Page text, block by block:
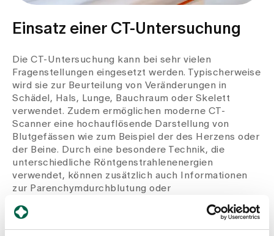
Einsatz einer CT-Untersuchung
Die CT-Untersuchung kann bei sehr vielen
Fragenstellungen eingesetzt werden. Typischerweise
wird sie zur Beurteilung von Veränderungen in
Schädel, Hals, Lunge, Bauchraum oder Skelett
verwendet. Zudem ermöglichen moderne CT-
Scanner eine hochauflösende Darstellung von
Blutgefässen wie zum Beispiel der des Herzens oder
der Beine. Durch eine besondere Technik, die
unterschiedliche Röntgenstrahlenenergien
verwendet, können zusätzlich auch Informationen
zur Parenchymdurchblutung oder
werden. Beispielsweise Ablagerung bei Gicht oder